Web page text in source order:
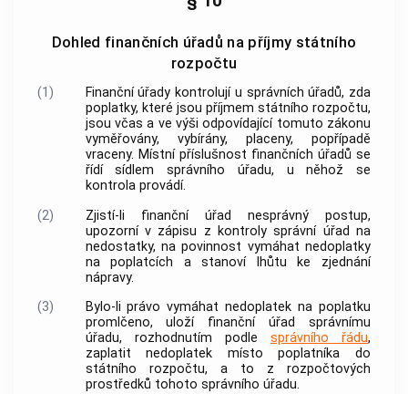
Dohled finančních úřadů na příjmy státního
rozpočtu
(1)
Finanční úřady kontrolují u správních úřadů, zda
poplatky, které jsou příjmem státního rozpočtu,
jsou včas a ve výši odpovídající tomuto zákonu
vyměřovány, vybírány, placeny, popřípadě
vraceny. Místní příslušnost finančních úřadů se
řídí sídlem správního úřadu, u něhož se
kontrola provádí.
(2)
Zjistí-li finanční úřad nesprávný postup,
upozorní v zápisu z kontroly správní úřad na
nedostatky, na povinnost vymáhat nedoplatky
napoplatcích a stanoví lhůtu ke zjednání
nápravy.
(3)
Bylo-li právo vymáhat nedoplatek na poplatku
promlčeno, uloží finanční úřad správnímu
úřadu, rozhodnutím podle správního řádu,
zaplatit nedoplatek místopoplatníka do
státního rozpočtu, a to z rozpočtových
prostředků tohoto správního úřadu.